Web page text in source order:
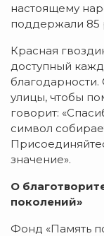
настоящему
поддержали 85
Красная
доступный
благодарности.
улицы, чтобы
говорит:
символ
значение».
О
поколений»
Фонд «Память